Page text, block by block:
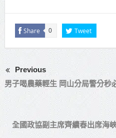
Share 0 Tweet
Previous
男子喝農藥輕生 岡山分局警分秒
全國政協副主席齊續春出席海